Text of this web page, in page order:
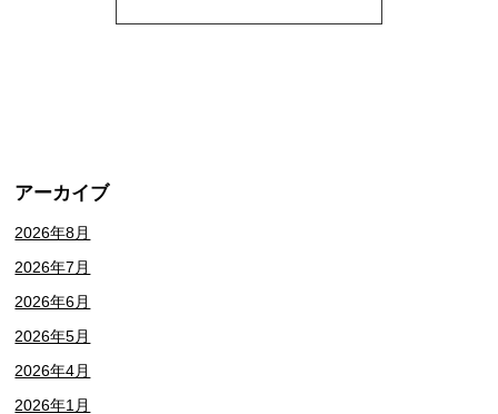
アーカイブ
2026年8月
2026年7月
2026年6月
2026年5月
2026年4月
2026年1月